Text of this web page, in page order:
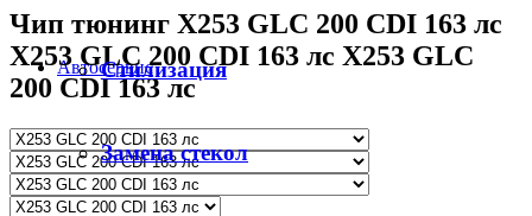
Автосервис
Магазин
Стилизация
Замена стекол
Чип тюнинг X253 GLC 200 CDI 163 лс
X253 GLC 200 CDI 163 лс X253 GLC
200 CDI 163 лс